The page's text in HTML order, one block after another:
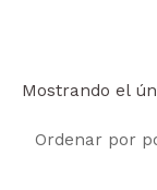
Mostrando el